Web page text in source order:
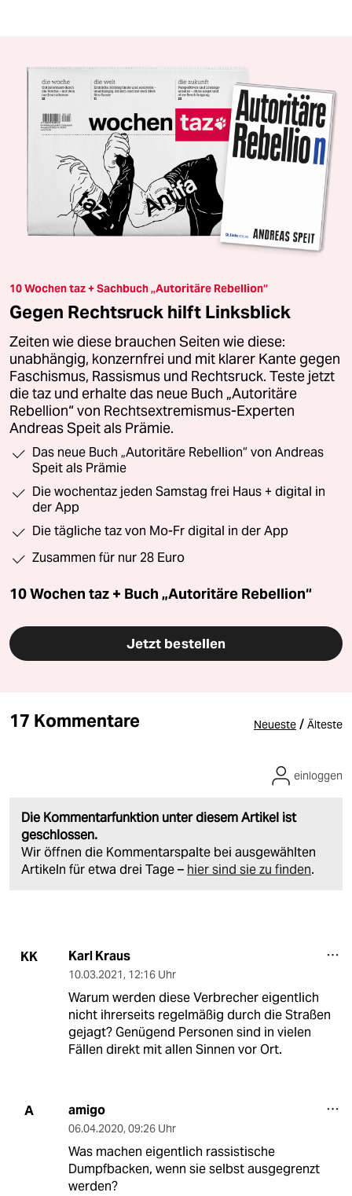
10 Wochen taz + Sachbuch „Autoritäre Rebellion“
Gegen Rechtsruck hilft Linksblick
Zeiten wie diese brauchen Seiten wie diese:
unabhängig, konzernfrei und mit klarer Kante gegen
Faschismus, Rassismus und Rechtsruck. Teste jetzt
die taz und erhalte das neue Buch „Autoritäre
Rebellion“ von Rechtsextremismus-Experten
Andreas Speit als Prämie.
Das neue Buch „Autoritäre Rebellion“ von Andreas
Speit als Prämie
Die wochentaz jeden Samstag frei Haus + digital in
der App
Die tägliche taz von Mo-Fr digital in der App
Zusammen für nur 28 Euro
10 Wochen taz + Buch „Autoritäre Rebellion“
Jetzt bestellen
17 Kommentare Neueste / Älteste
Die Kommentarfunktion unter diesem Artikel ist
geschlossen.
Wir öffnen die Kommentarspalte bei ausgewählten
Artikeln für etwa drei Tage – hier sind sie zu finden.
einloggen
KK Karl Kraus
10.03.2021, 12:16 Uhr
Warum werden diese Verbrecher eigentlich
nicht ihrerseits regelmäßig durch die Straßen
gejagt? Genügend Personen sind in vielen
Fällen direkt mit allen Sinnen vor Ort.
A amigo
06.04.2020, 09:26 Uhr
Was machen eigentlich rassistische
Dumpfbacken, wenn sie selbst ausgegrenzt
werden?